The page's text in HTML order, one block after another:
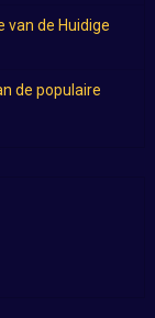
van de Huidige
de populaire